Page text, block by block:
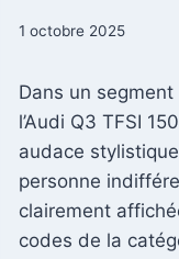
1 octobre 2025
Dans un
l’Audi Q3 TFSI
audace
personne
clairement
codes de la